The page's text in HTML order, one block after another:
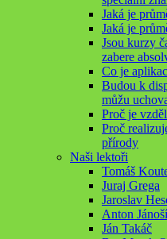
Jaká je
Jaká je
Jsou kurzy
zabere
Co je
Budou k
můžu
Proč je
Proč
přírody
Naši lektoři
Tomáš
Juraj Grega
Jaroslav
Anton
Ján Takáč